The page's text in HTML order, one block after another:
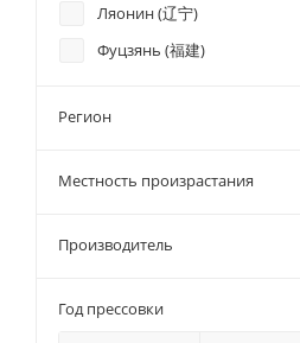
Ляонин (辽宁)
Фуцзянь (福建)
Регион
Местность произрастания
Производитель
Год прессовки